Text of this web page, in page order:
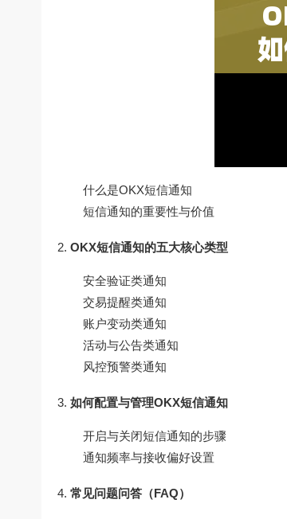
什么是OKX短信通知
短信通知的重要性与价值
OKX短信通知的五大核心类型
安全验证类通知
交易提醒类通知
账户变动类通知
活动与公告类通知
风控预警类通知
如何配置与管理OKX短信通知
开启与关闭短信通知的步骤
通知频率与接收偏好设置
常见问题问答（FAQ）